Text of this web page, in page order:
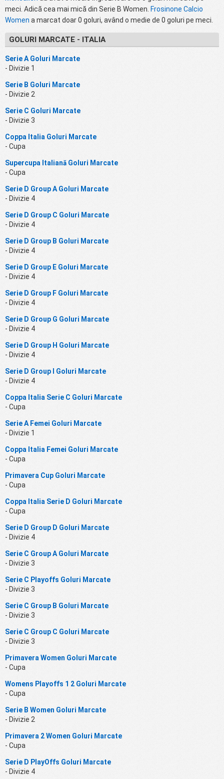
meci. Adică cea mai mică din Serie B Women. Frosinone Calcio
Women a marcat doar 0 goluri, având o medie de 0 goluri pe meci.
GOLURI MARCATE - ITALIA
Serie A Goluri Marcate
- Divizie 1
Serie B Goluri Marcate
- Divizie 2
Serie C Goluri Marcate
- Divizie 3
Coppa Italia Goluri Marcate
- Cupa
Supercupa Italiană Goluri Marcate
- Cupa
Serie D Group A Goluri Marcate
- Divizie 4
Serie D Group C Goluri Marcate
- Divizie 4
Serie D Group B Goluri Marcate
- Divizie 4
Serie D Group E Goluri Marcate
- Divizie 4
Serie D Group F Goluri Marcate
- Divizie 4
Serie D Group G Goluri Marcate
- Divizie 4
Serie D Group H Goluri Marcate
- Divizie 4
Serie D Group I Goluri Marcate
- Divizie 4
Coppa Italia Serie C Goluri Marcate
- Cupa
Serie A Femei Goluri Marcate
- Divizie 1
Coppa Italia Femei Goluri Marcate
- Cupa
Primavera Cup Goluri Marcate
- Cupa
Coppa Italia Serie D Goluri Marcate
- Cupa
Serie D Group D Goluri Marcate
- Divizie 4
Serie C Group A Goluri Marcate
- Divizie 3
Serie C Playoffs Goluri Marcate
- Divizie 3
Serie C Group B Goluri Marcate
- Divizie 3
Serie C Group C Goluri Marcate
- Divizie 3
Primavera Women Goluri Marcate
- Cupa
Womens Playoffs 1 2 Goluri Marcate
- Cupa
Serie B Women Goluri Marcate
- Divizie 2
Primavera 2 Women Goluri Marcate
- Cupa
Serie D PlayOffs Goluri Marcate
- Divizie 4